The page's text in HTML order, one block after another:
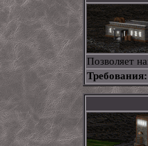
Позволяет
Требования: